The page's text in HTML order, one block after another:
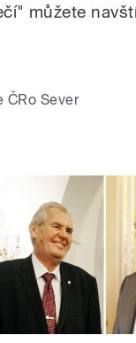
můžete
ČRo Sever